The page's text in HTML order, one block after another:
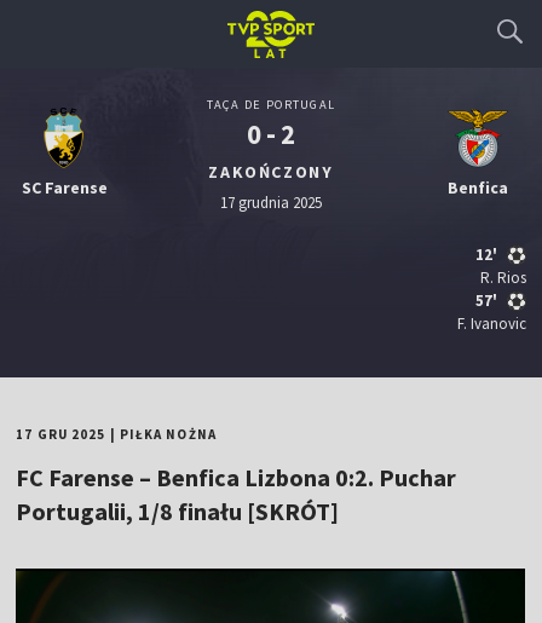
SC Farense
TAÇA DE PORTUGAL
0 - 2
ZAKOŃCZONY
17 grudnia 2025
Benfica
12'
R. Rios
57'
F. Ivanovic
17 GRU 2025 PIŁKA NOŻNA
FC Farense – Benfica Lizbona 0:2. Puchar
Portugalii, 1/8 finału [SKRÓT]